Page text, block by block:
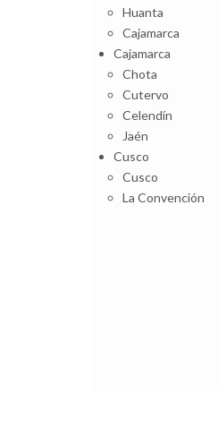
Huanta
Cajamarca
Cajamarca
Chota
Cutervo
Celendín
Jaén
Cusco
Cusco
La Convención